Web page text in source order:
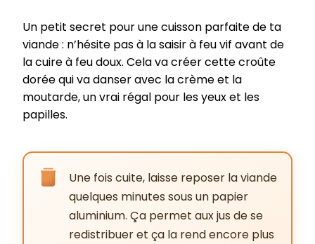
Un petit secret pour une cuisson parfaite de ta
viande : n’hésite pas à la saisir à feu vif avant de
la cuire à feu doux. Cela va créer cette croûte
dorée qui va danser avec la crème et la
moutarde, un vrai régal pour les yeux et les
papilles.
Une fois cuite, laisse reposer la viande
quelques minutes sous un papier
aluminium. Ça permet aux jus de se
redistribuer et ça la rend encore plus